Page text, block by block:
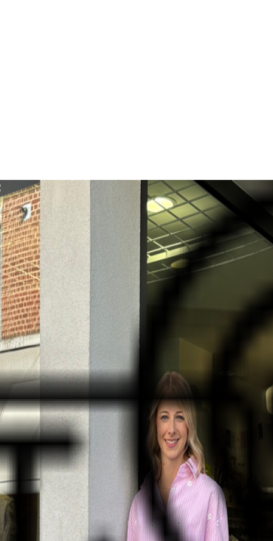
Jeux, Listes de
vente et le choix sont les mots d’ordre de notre boutique.